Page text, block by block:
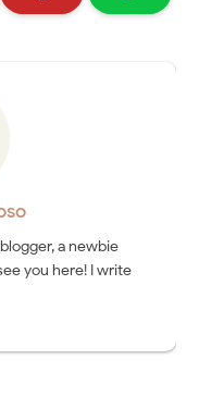
a newbie
you here! I write